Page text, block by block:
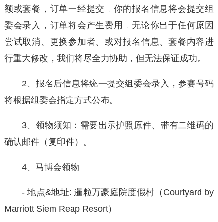
额或套餐，订单一经提交，你的报名信息将会提交组
委会录入，订单将会产生费用，无论你出于任何原因
尝试取消、更换参加者、或对报名信息、套餐内容进
行重大修改，我们将尽全力协助，但无法保证成功。
2、报名后信息将统一提交组委会录入，参赛号码
将根据组委会指定方式公布。
3、领物须知：需要出示护照原件、带有二维码的
确认邮件（复印件）。
4、马博会领物
- 地点&地址: 暹粒万豪庭院度假村（Courtyard by
Marriott Siem Reap Resort）